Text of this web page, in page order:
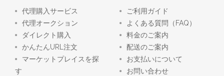
代理購入サービス
代理オークション
ダイレクト購入
かんたんURL注文
マーケットプレイスを探
す
ご利用ガイド
よくある質問（FAQ）
料金のご案内
配送のご案内
お支払いについて
お問い合わせ